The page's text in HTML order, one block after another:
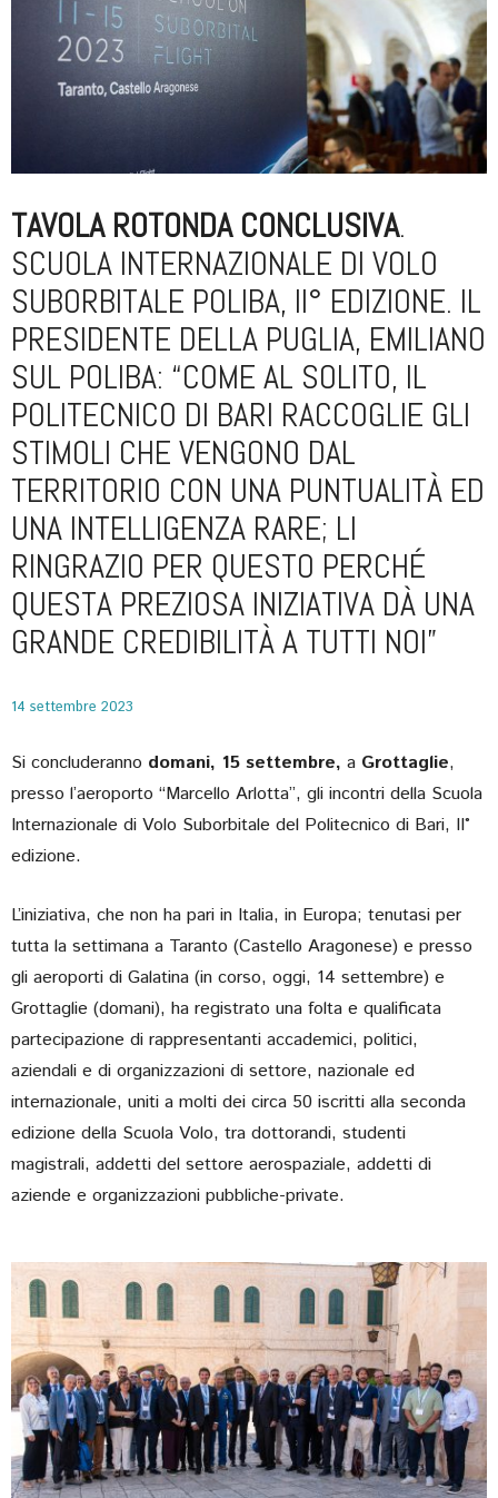
TAVOLA ROTONDA CONCLUSIVA.
SCUOLA INTERNAZIONALE DI VOLO
SUBORBITALE POLIBA, II° EDIZIONE. IL
PRESIDENTE DELLA PUGLIA, EMILIANO
SUL POLIBA: “COME AL SOLITO, IL
POLITECNICO DI BARI RACCOGLIE GLI
STIMOLI CHE VENGONO DAL
TERRITORIO CON UNA PUNTUALITÀ ED
UNA INTELLIGENZA RARE; LI
RINGRAZIO PER QUESTO PERCHÉ
QUESTA PREZIOSA INIZIATIVA DÀ UNA
GRANDE CREDIBILITÀ A TUTTI NOI”
14 settembre 2023
Si concluderanno domani, 15 settembre, a Grottaglie,
presso l’aeroporto “Marcello Arlotta”, gli incontri della Scuola
Internazionale di Volo Suborbitale del Politecnico di Bari, II°
edizione.
L’iniziativa, che non ha pari in Italia, in Europa; tenutasi per
tutta la settimana a Taranto (Castello Aragonese) e presso
gli aeroporti di Galatina (in corso, oggi, 14 settembre) e
Grottaglie (domani), ha registrato una folta e qualificata
partecipazione di rappresentanti accademici, politici,
aziendali e di organizzazioni di settore, nazionale ed
internazionale, uniti a molti dei circa 50 iscritti alla seconda
edizione della Scuola Volo, tra dottorandi, studenti
magistrali, addetti del settore aerospaziale, addetti di
aziende e organizzazioni pubbliche-private.